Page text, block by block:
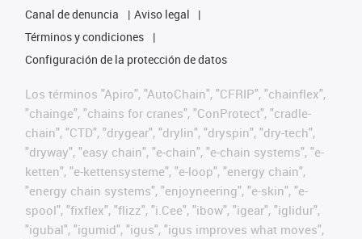
Canal de denuncia
Aviso legal
Términos y condiciones
Configuración de la protección de datos
Los términos "Apiro", "AutoChain", "CFRIP", "chainflex",
"chainge", "chains for cranes", "ConProtect", "cradle-
chain", "CTD", "drygear", "drylin", "dryspin", "dry-tech",
"dryway", "easy chain", "e-chain", "e-chain systems", "e-
ketten", "e-kettensysteme", "e-loop", "energy chain",
"energy chain systems", "enjoyneering", "e-skin", "e-
spool", "fixflex", "flizz", "i.Cee", "ibow", "igear", "iglidur",
"igubal", "igumid", "igus", "igus improves what moves",